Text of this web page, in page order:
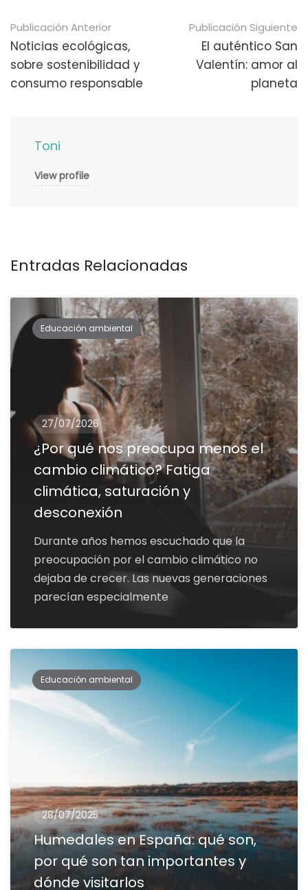
Navegación
de
publicaciones
Publicación Anterior
Noticias ecológicas,
sobre sostenibilidad y
consumo responsable
Publicación Siguiente
El auténtico San
Valentín: amor al
planeta
Toni
View profile
Entradas Relacionadas
Educación ambiental
27/07/2026
¿Por qué nos preocupa menos el
cambio climático? Fatiga
climática, saturación y
desconexión
Durante años hemos escuchado que la
preocupación por el cambio climático no
dejaba de crecer. Las nuevas generaciones
parecían especialmente
Educación ambiental
28/07/2025
Humedales en España: qué son,
por qué son tan importantes y
dónde visitarlos